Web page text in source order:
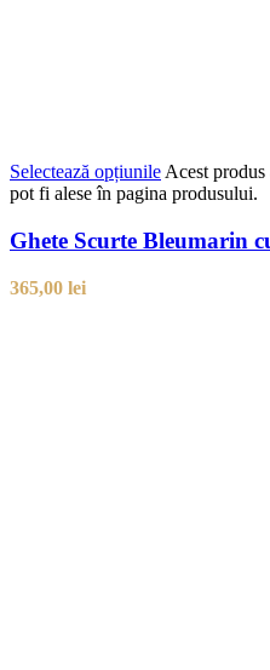
Selectează opțiunile Acest
pot fi alese în pagina produsului.
Ghete Scurte Bleumarin
365,00 lei